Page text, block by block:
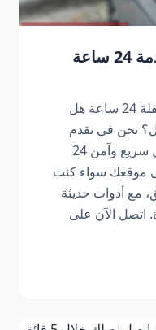
فتح سيارات في دبي | خدمة 24 ساعة
فتح سيارات في دبي | خدمة متنقلة 24 ساعة هل
نحن في نقدم
خدمة فتح سيارات في دبي بشكل سريع وآمن 24
موقعك سواء كنت
مع أدوات حديثة
الآن على